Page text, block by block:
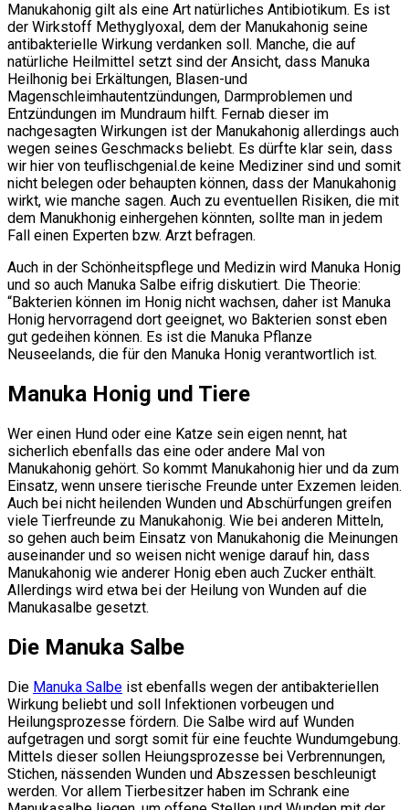
Manukahonig gilt als eine Art natürliches Antibiotikum. Es ist
der Wirkstoff Methyglyoxal, dem der Manukahonig seine
antibakterielle Wirkung verdanken soll. Manche, die auf
natürliche Heilmittel setzt sind der Ansicht, dass Manuka
Heilhonig bei Erkältungen, Blasen-und
Magenschleimhautentzündungen, Darmproblemen und
Entzündungen im Mundraum hilft. Fernab dieser im
nachgesagten Wirkungen ist der Manukahonig allerdings auch
wegen seines Geschmacks beliebt. Es dürfte klar sein, dass
wir hier von teuflischgenial.de keine Mediziner sind und somit
nicht belegen oder behaupten können, dass der Manukahonig
wirkt, wie manche sagen. Auch zu eventuellen Risiken, die mit
dem Manukhonig einhergehen könnten, sollte man in jedem
Fall einen Experten bzw. Arzt befragen.
Auch in der Schönheitspflege und Medizin wird Manuka Honig
und so auch Manuka Salbe eifrig diskutiert. Die Theorie:
“Bakterien können im Honig nicht wachsen, daher ist Manuka
Honig hervorragend dort geeignet, wo Bakterien sonst eben
gut gedeihen können. Es ist die Manuka Pflanze
Neuseelands, die für den Manuka Honig verantwortlich ist.
Manuka Honig und Tiere
Wer einen Hund oder eine Katze sein eigen nennt, hat
sicherlich ebenfalls das eine oder andere Mal von
Manukahonig gehört. So kommt Manukahonig hier und da zum
Einsatz, wenn unsere tierische Freunde unter Exzemen leiden.
Auch bei nicht heilenden Wunden und Abschürfungen greifen
viele Tierfreunde zu Manukahonig. Wie bei anderen Mitteln,
so gehen auch beim Einsatz von Manukahonig die Meinungen
auseinander und so weisen nicht wenige darauf hin, dass
Manukahonig wie anderer Honig eben auch Zucker enthält.
Allerdings wird etwa bei der Heilung von Wunden auf die
Manukasalbe gesetzt.
Die Manuka Salbe
Die Manuka Salbe ist ebenfalls wegen der antibakteriellen
Wirkung beliebt und soll Infektionen vorbeugen und
Heilungsprozesse fördern. Die Salbe wird auf Wunden
aufgetragen und sorgt somit für eine feuchte Wundumgebung.
Mittels dieser sollen Heiungsprozesse bei Verbrennungen,
Stichen, nässenden Wunden und Abszessen beschleunigt
werden. Vor allem Tierbesitzer haben im Schrank eine